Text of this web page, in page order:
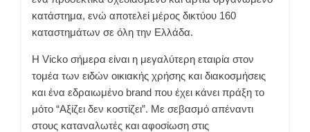
κατάστημα, ενώ αποτελεί μέρος δικτύου 160
καταστημάτων σε όλη την Ελλάδα.
Η Vicko σήμερα είναι η μεγαλύτερη εταιρία στον
τομέα των ειδών οικιακής χρήσης και διακοσμήσεις
και ένα εδραιωμένο brand που έχει κάνει πράξη το
μότο “Αξίζει δεν κοστίζει”. Με σεβασμό απέναντι
στους καταναλωτές και αφοσίωση στις